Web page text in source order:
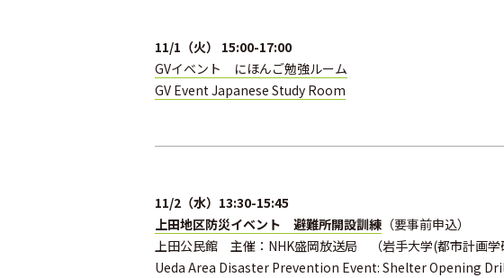
11/1（火） 15:00-17:00
GVイベント にほんご勉強ルーム
GV Event Japanese Study Room
11/2（水）13:30-15:45
上田地区防災イベント 避難所開設訓練 （要事前申込）
上田公民館 主催： NHK盛岡放送局 （岩手大学(都市計画学
Ueda Area Disaster Prevention Event: Shelter Opening